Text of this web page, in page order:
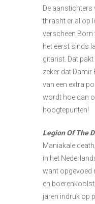
De aanstichters
thrasht er al op
verscheen
het eerst sinds
gitarist. Dat
zeker dat Damir
van een extra
wordt hoe dan
hoogtepunten!
Legion Of The
Maniakale
in het
want opgevoed
en
jaren indruk op